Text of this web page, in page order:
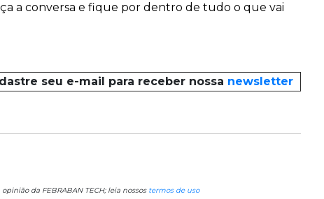
a conversa e fique por dentro de tudo o que vai
seu e-mail para receber nossa newsletter
da FEBRABAN TECH; leia nossos termos de uso